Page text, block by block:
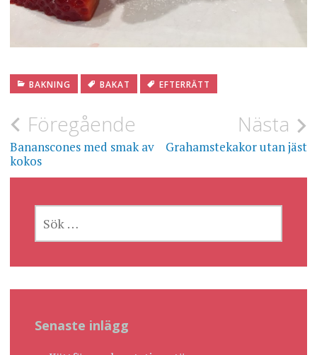
BAKNING BAKAT EFTERRÄTT
Inläggsnavigering
Föregående
Bananscones med smak av
kokos
Nästa
Grahamstekakor utan jäst
EFTER:
Senaste inlägg